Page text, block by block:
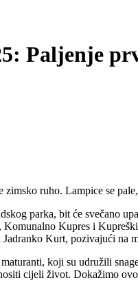
Paljenje
ruho. Lampice se
parka, bit će svečano
Kupres i
Kurt, pozivajući na
koji su udružili
cijeli život. Dokažimo